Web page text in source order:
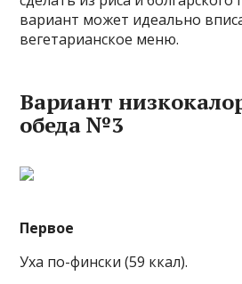
вариант может идеально
вегетарианское меню.
Вариант
обеда №3
Первое
Уха по-фински (59 ккал).